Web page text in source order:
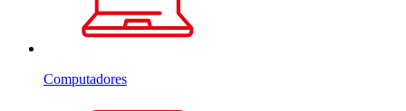
Computadores